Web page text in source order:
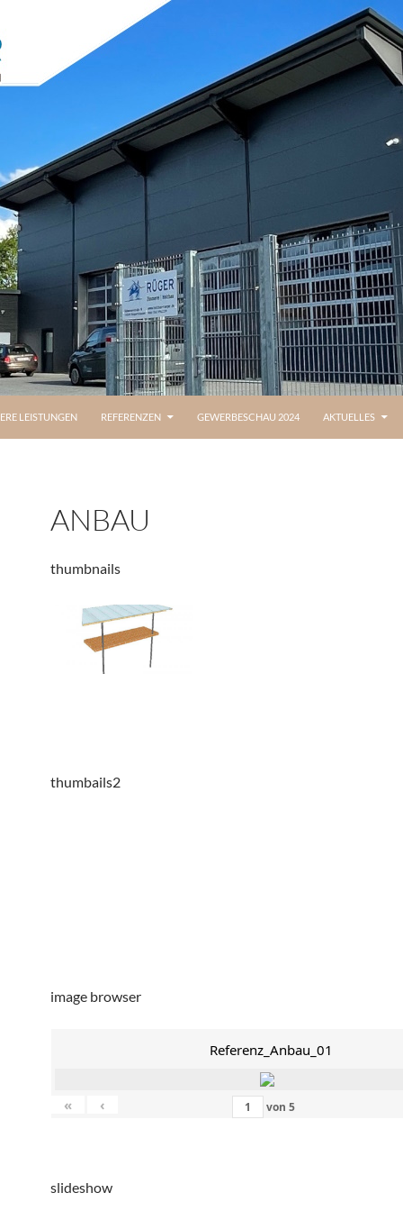
LEISTUNGEN REFERENZEN GEWERBESCHAU 2024 AKTUELLES
ANBAU
thumbnails
thumbails2
image browser
Referenz_Anbau_01
« ‹ von 5
slideshow